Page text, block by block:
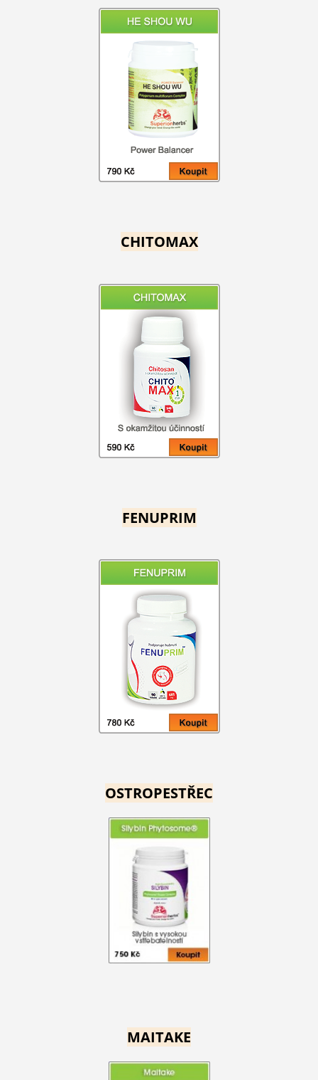
CHITOMAX
FENUPRIM
OSTROPESTŘEC
MAITAKE